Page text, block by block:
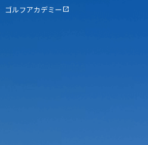
ゴルフアカデミー open_in_new